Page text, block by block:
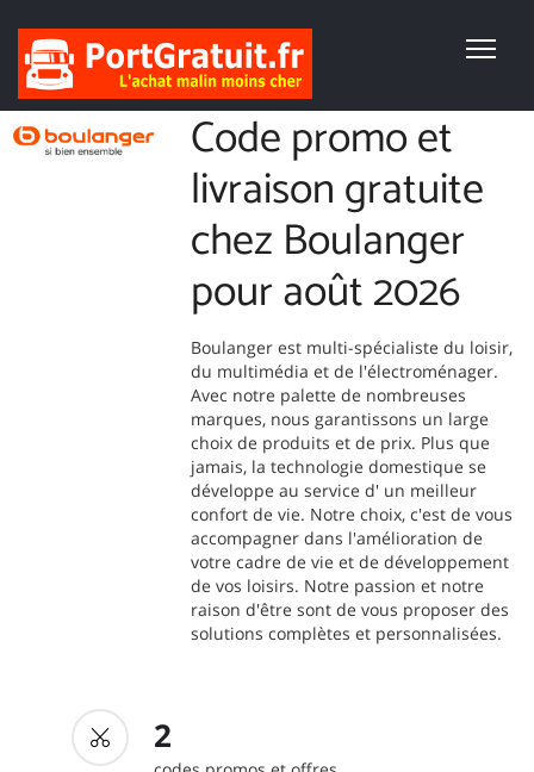
Code promo et
livraison gratuite
chez Boulanger
pour août 2026
Boulanger est multi-spécialiste du loisir,
du multimédia et de l'électroménager.
Avec notre palette de nombreuses
marques, nous garantissons un large
choix de produits et de prix. Plus que
jamais, la technologie domestique se
développe au service d' un meilleur
confort de vie. Notre choix, c'est de vous
accompagner dans l'amélioration de
votre cadre de vie et de développement
de vos loisirs. Notre passion et notre
raison d'être sont de vous proposer des
solutions complètes et personnalisées.
2